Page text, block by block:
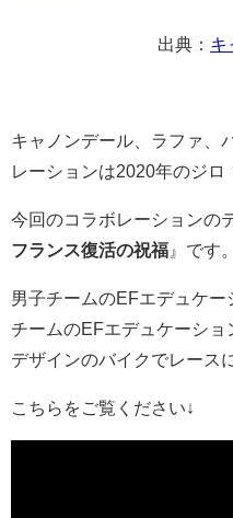
出典： キ
キャノンデール、ラファ、
レーションは2020年のジロ
今回のコラボレーションの
フランス復活の祝福 』です。
男子チームのEFエデュケ
チームのEFエデュケーシ
デザインのバイクでレース
こちらをご覧ください↓